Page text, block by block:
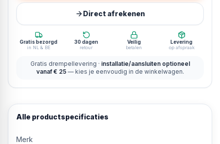
Direct afrekenen
Gratis bezorgd
in NL & BE
30 dagen
retour
Veilig
betalen
Levering
op afspraak
Gratis drempellevering · installatie/aansluiten optioneel
vanaf € 25 — kies je eenvoudig in de winkelwagen.
Alle productspecificaties
Merk